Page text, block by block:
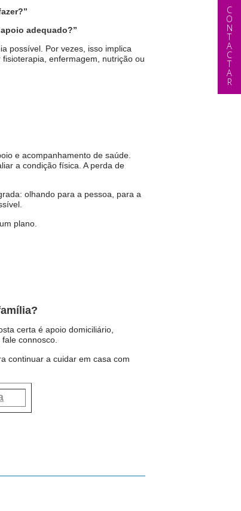
adequado?”
possível. Por vezes, isso implica
enfermagem, nutrição ou
e acompanhamento de saúde.
a condição física. A perda de
olhando para a pessoa, para a
plano.
certa é apoio domiciliário,
connosco.
continuar a cuidar em casa com
CONTACTAR